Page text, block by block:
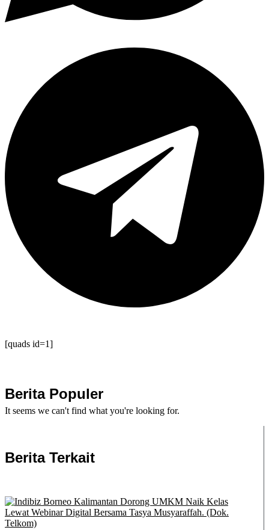
[quads id=1]
Berita Populer
It seems we can't find what you're looking for.
Berita Terkait